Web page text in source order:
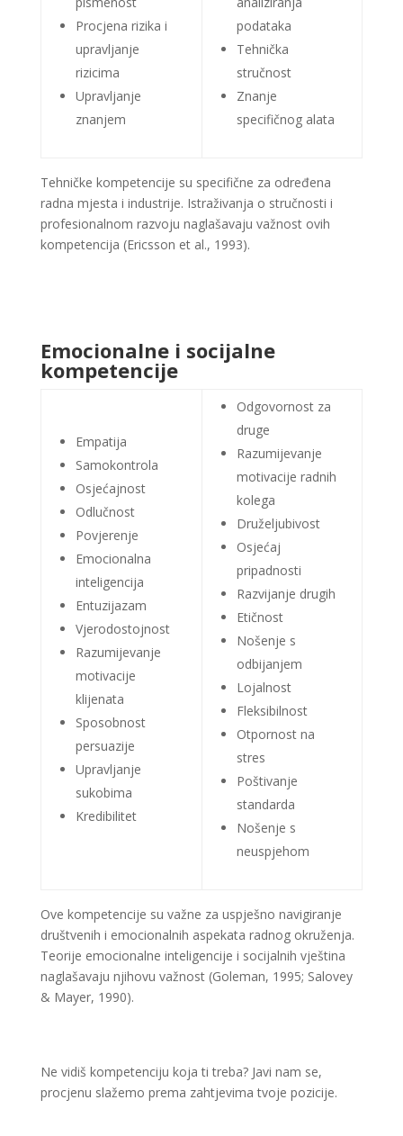
Procjena rizika i
upravljanje
rizicima
Upravljanje
znanjem
podataka
Tehnička
stručnost
Znanje
specifičnog alata
Tehničke kompetencije su specifične za određena
radna mjesta i industrije. Istraživanja o stručnosti i
profesionalnom razvoju naglašavaju važnost ovih
kompetencija (Ericsson et al., 1993)​​​​.
Emocionalne i socijalne
kompetencije
Empatija
Samokontrola
Osjećajnost
Odlučnost
Povjerenje
Emocionalna
inteligencija
Entuzijazam
Vjerodostojnost
Razumijevanje
motivacije
klijenata
Sposobnost
persuazije
Upravljanje
sukobima
Kredibilitet
Odgovornost za
druge
Razumijevanje
motivacije radnih
kolega
Druželjubivost
Osjećaj
pripadnosti
Razvijanje drugih
Etičnost
Nošenje s
odbijanjem
Lojalnost
Fleksibilnost
Otpornost na
stres
Poštivanje
standarda
Nošenje s
neuspjehom
Ove kompetencije su važne za uspješno navigiranje
društvenih i emocionalnih aspekata radnog okruženja.
Teorije emocionalne inteligencije i socijalnih vještina
naglašavaju njihovu važnost (Goleman, 1995; Salovey
& Mayer, 1990)​​​​.
Ne vidiš kompetenciju koja ti treba? Javi nam se,
procjenu slažemo prema zahtjevima tvoje pozicije.